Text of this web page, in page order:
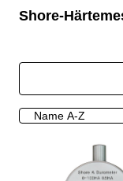
Shore-